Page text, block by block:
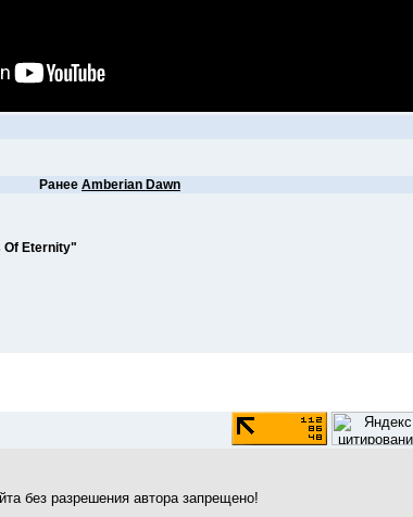
Ранее Amberian Dawn
Of Eternity"
без разрешения автора запрещено!